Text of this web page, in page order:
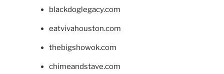
blackdoglegacy.com
eatvivahouston.com
thebigshowok.com
chimeandstave.com